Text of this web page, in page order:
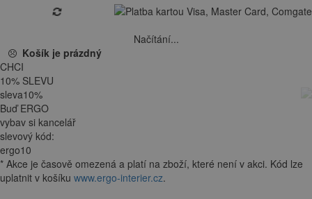
Načítání...
Košík je prázdný
CHCI
10% SLEVU
sleva10%
Buď ERGO
vybav si kancelář
slevový kód:
ergo10
* Akce je časově omezená a platí na zboží, které není v akci. Kód lze
uplatnit v košíku www.ergo-interier.cz.